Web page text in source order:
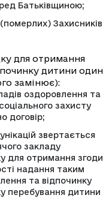
Батьківщиною;
Захисників
для отримання
дитини один
замінює):
оздоровлення та
захисту
договір;
звертається
закладу
для отримання згоди
надання таким
та відпочинку
перебування дитини